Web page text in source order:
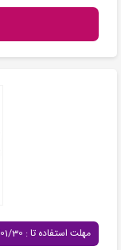
مهلت استفاده تا : 1405/01/30